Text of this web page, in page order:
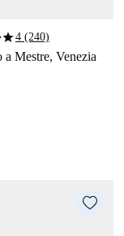
■star4 (240)
Mestre, Venezia